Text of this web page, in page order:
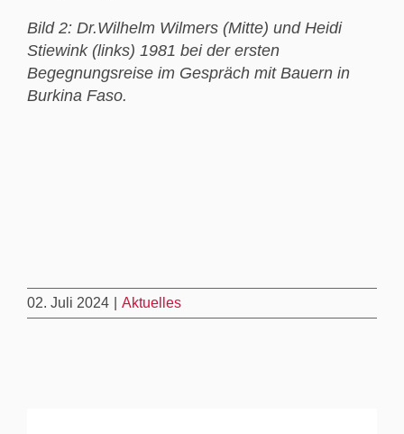
Bild 2: Dr.Wilhelm Wilmers (Mitte) und Heidi
Stiewink (links) 1981 bei der ersten
Begegnungsreise im Gespräch mit Bauern in
Burkina Faso.
02. Juli 2024 Aktuelles